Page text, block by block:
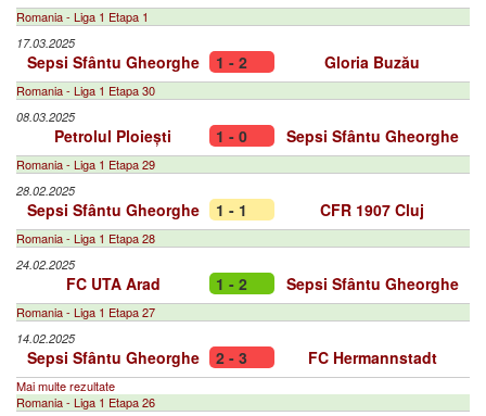
Romania - Liga 1 Etapa 1
17.03.2025
Sepsi Sfântu Gheorghe 1 - 2 Gloria Buzău
Romania - Liga 1 Etapa 30
08.03.2025
Petrolul Ploiești 1 - 0 Sepsi Sfântu Gheorghe
Romania - Liga 1 Etapa 29
28.02.2025
Sepsi Sfântu Gheorghe 1 - 1 CFR 1907 Cluj
Romania - Liga 1 Etapa 28
24.02.2025
FC UTA Arad 1 - 2 Sepsi Sfântu Gheorghe
Romania - Liga 1 Etapa 27
14.02.2025
Sepsi Sfântu Gheorghe 2 - 3 FC Hermannstadt
Mai multe rezultate
Romania - Liga 1 Etapa 26